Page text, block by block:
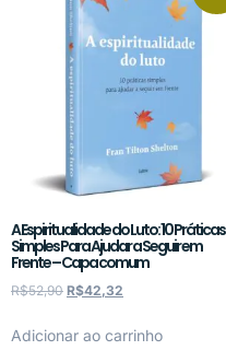
A Espiritualidade do Luto: 10 Práticas
Simples Para Ajudar a Seguir em
Frente – Capa comum
R$52,90 R$42,32
Adicionar ao carrinho